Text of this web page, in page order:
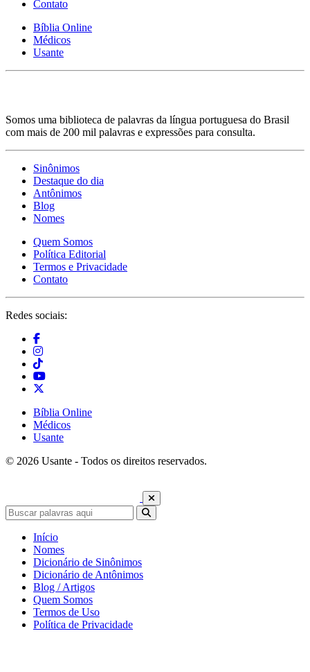
Contato
Bíblia Online
Médicos
Usante
Somos uma biblioteca de palavras da língua portuguesa do Brasil
com mais de 200 mil palavras e expressões para consulta.
Sinônimos
Destaque do dia
Antônimos
Blog
Nomes
Quem Somos
Política Editorial
Termos e Privacidade
Contato
Redes sociais:
Bíblia Online
Médicos
Usante
© 2026 Usante - Todos os direitos reservados.
Início
Nomes
Dicionário de Sinônimos
Dicionário de Antônimos
Blog / Artigos
Quem Somos
Termos de Uso
Política de Privacidade